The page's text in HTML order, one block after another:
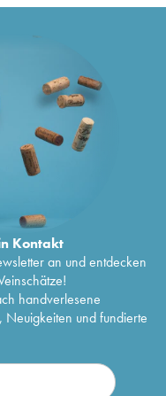
Kontakt
an und entdecken
handverlesene
und fundierte